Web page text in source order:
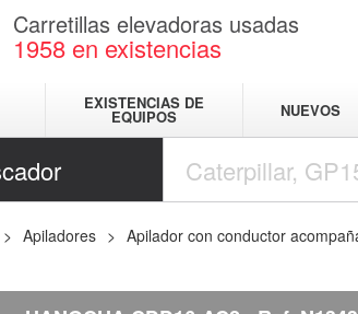
Carretillas elevadoras usadas
1958 en existencias
EXISTENCIAS DE
EQUIPOS NUEVOS
Apiladores Apilador con conductor